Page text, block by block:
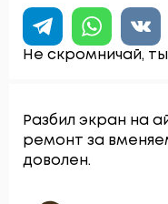
Не скромничай,
Разбил экран на
ремонт за
доволен.